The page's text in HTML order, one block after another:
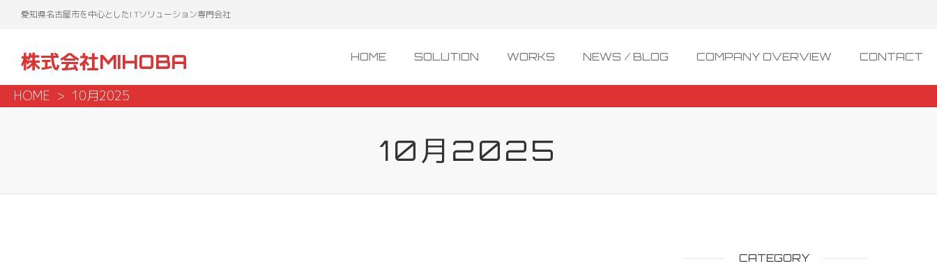
愛知県名古屋市を中心としたI Tソリューション専門会社
株式会社MIHOBA HOME SOLUTION WORKS NEWS / BLOG COMPANY OVERVIEW CONTACT
HOME 10月2025
10月2025
CATEGORY